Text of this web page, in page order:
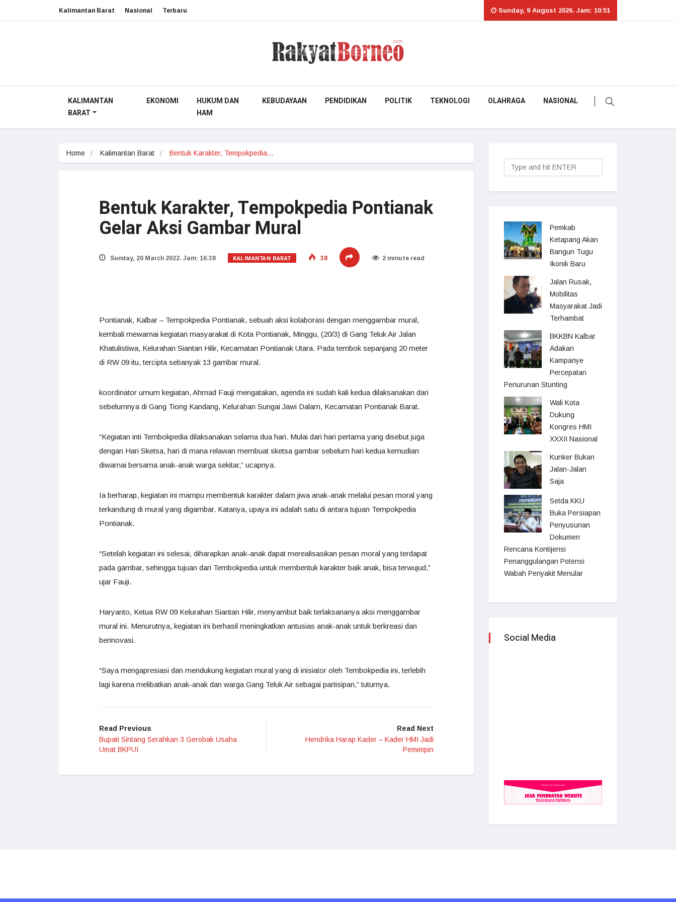
Kalimantan Barat Nasional Terbaru Sunday, 9 August 2026. Jam: 10:51
KALIMANTAN
BARAT
EKONOMI
HUKUM DAN
HAM
KEBUDAYAAN PENDIDIKAN POLITIK TEKNOLOGI OLAHRAGA NASIONAL
Home Kalimantan Barat Bentuk Karakter, Tempokpedia…
Bentuk Karakter, Tempokpedia Pontianak
Gelar Aksi Gambar Mural
Sunday, 20 March 2022. Jam: 16:38 KALIMANTAN BARAT 38 2 minute read
Pontianak, Kalbar – Tempokpedia Pontianak, sebuah aksi kolaborasi dengan menggambar mural,
kembali mewarnai kegiatan masyarakat di Kota Pontianak, Minggu, (20/3) di Gang Teluk Air Jalan
Khatulistiwa, Kelurahan Siantan Hilir, Kecamatan Pontianak Utara. Pada tembok sepanjang 20 meter
di RW 09 itu, tercipta sebanyak 13 gambar mural.
koordinator umum kegiatan, Ahmad Fauji mengatakan, agenda ini sudah kali kedua dilaksanakan dari
sebelumnya di Gang Tiong Kandang, Kelurahan Sungai Jawi Dalam, Kecamatan Pontianak Barat.
“Kegiatan inti Tembokpedia dilaksanakan selama dua hari. Mulai dari hari pertama yang disebut juga
dengan Hari Sketsa, hari di mana relawan membuat sketsa gambar sebelum hari kedua kemudian
diwarnai bersama anak-anak warga sekitar,” ucapnya.
Ia berharap, kegiatan ini mampu membentuk karakter dalam jiwa anak-anak melalui pesan moral yang
terkandung di mural yang digambar. Katanya, upaya ini adalah satu di antara tujuan Tempokpedia
Pontianak.
“Setelah kegiatan ini selesai, diharapkan anak-anak dapat merealisasikan pesan moral yang terdapat
pada gambar, sehingga tujuan dari Tembokpedia untuk membentuk karakter baik anak, bisa terwujud,”
ujar Fauji.
Haryanto, Ketua RW 09 Kelurahan Siantan Hilir, menyambut baik terlaksananya aksi menggambar
mural ini. Menurutnya, kegiatan ini berhasil meningkatkan antusias anak-anak untuk berkreasi dan
berinovasi.
“Saya mengapresiasi dan mendukung kegiatan mural yang di inisiator oleh Tembokpedia ini, terlebih
lagi karena melibatkan anak-anak dan warga Gang Teluk Air sebagai partisipan,” tuturnya.
Read Previous
Bupati Sintang Serahkan 3 Gerobak Usaha
Umat BKPUI
Read Next
Hendrika Harap Kader – Kader HMI Jadi
Pemimpin
Pemkab
Ketapang Akan
Bangun Tugu
Ikonik Baru
Jalan Rusak,
Mobilitas
Masyarakat Jadi
Terhambat
BKKBN Kalbar
Adakan
Kampanye
Percepatan
Penurunan Stunting
Wali Kota
Dukung
Kongres HMI
XXXII Nasional
Kunker Bukan
Jalan-Jalan
Saja
Setda KKU
Buka Persiapan
Penyusunan
Dokumen
Rencana Kontijensi
Penanggulangan Potensi
Wabah Penyakit Menular
Social Media